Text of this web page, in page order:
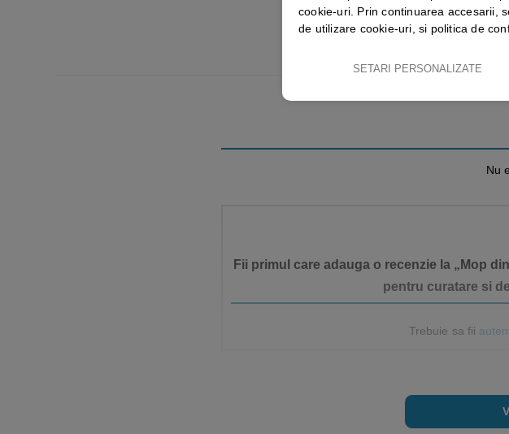
Nu
Fii primul care adauga o recenzie la „Mop
pentru curatare si
Trebuie sa fii
cookie-uri. Prin continuarea accesarii,
de utilizare cookie-uri, si politica de
SETARI PERSONALIZATE